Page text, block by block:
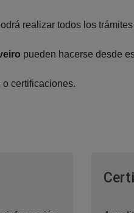
realizar todos los
pueden hacerse desde
certificaciones.
nueva